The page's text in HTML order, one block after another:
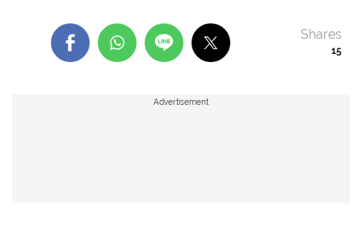
15
Shares
Advertisement